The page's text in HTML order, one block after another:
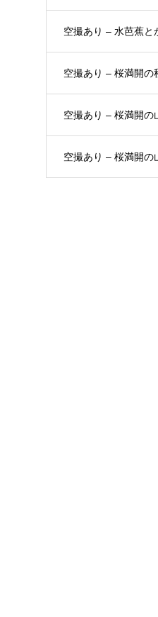
空撮あり – 水芭蕉
空撮あり – 桜満開
空撮あり – 桜満開
空撮あり – 桜満開